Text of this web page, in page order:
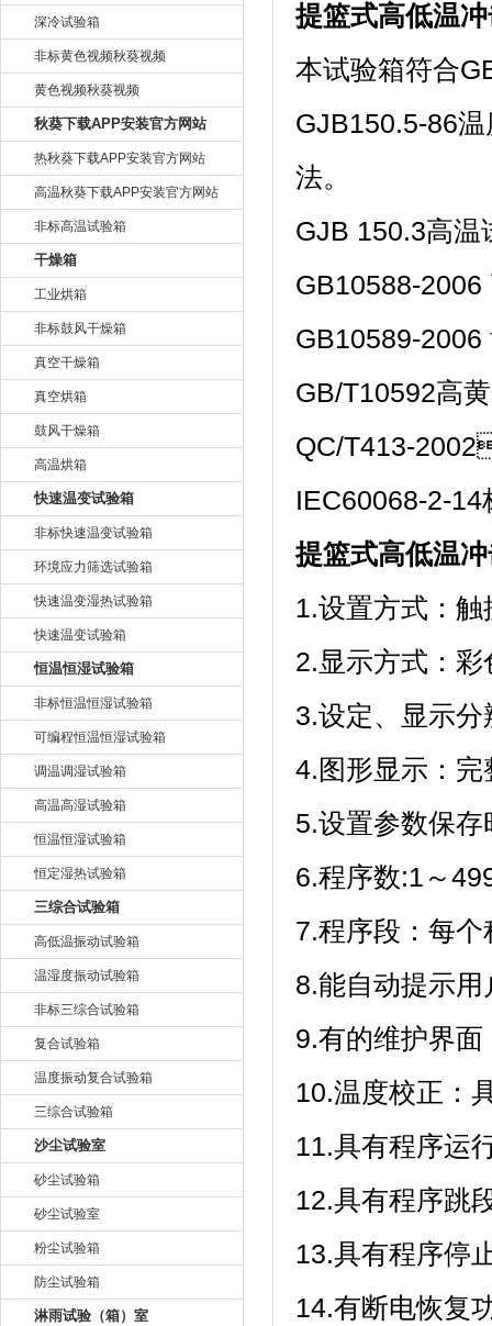
深冷试验箱
非标黄色视频秋葵视频
黄色视频秋葵视频
秋葵下载APP安装官方网站
热秋葵下载APP安装官方网站
高温秋葵下载APP安装官方网站
非标高温试验箱
干燥箱
工业烘箱
非标鼓风干燥箱
真空干燥箱
真空烘箱
鼓风干燥箱
高温烘箱
快速温变试验箱
非标快速温变试验箱
环境应力筛选试验箱
快速温变湿热试验箱
快速温变试验箱
恒温恒湿试验箱
非标恒温恒湿试验箱
可编程恒温恒湿试验箱
调温调湿试验箱
高温高湿试验箱
恒温恒湿试验箱
恒定湿热试验箱
三综合试验箱
高低温振动试验箱
温湿度振动试验箱
非标三综合试验箱
复合试验箱
温度振动复合试验箱
三综合试验箱
沙尘试验室
砂尘试验箱
砂尘试验室
粉尘试验箱
防尘试验箱
淋雨试验（箱）室
提篮式高低温
本试验箱符合
GJB150.5-86温
法。
GJB 150.3高温试
GB10588-2006
GB10589-2006
GB/T10592高黄
QC/T413-
IEC60068-2-
提篮式高低温
1.设置方式：触
2.显示方式
3.设定、显示
4.图形显示：
5.设置参数保存
6.程序数:1～499
7.程序段：每个
8.能自动提示用户
9.有的维护界面
10.温度校正
11.具有程序运行
12.具有程序跳段
13.具有程序停止
14.有断电恢复功能